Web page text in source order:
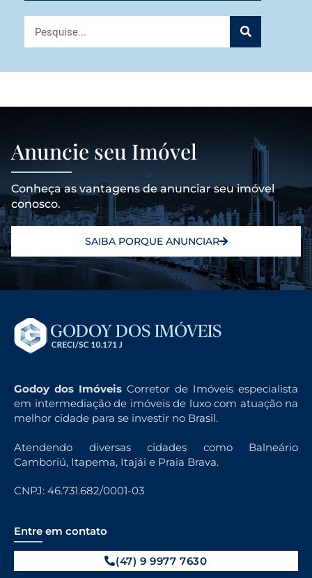
Anuncie seu Imóvel
Conheça as vantagens de anunciar seu imóvel
conosco.
SAIBA PORQUE ANUNCIAR
Godoy dos Imóveis Corretor de Imóveis especialista
em intermediação de imóveis de luxo com atuação na
melhor cidade para se investir no Brasil.
Atendendo diversas cidades como Balneário
Camboriú, Itapema, Itajái e Praia Brava.
CNPJ: 46.731.682/0001-03
Entre em contato
(47) 9 9977 7630